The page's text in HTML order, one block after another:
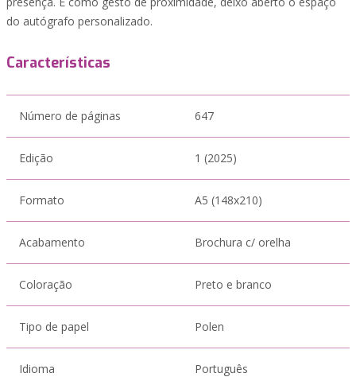
do autógrafo personalizado.
Características
Número de páginas 647
Edição 1 (2025)
Formato A5 (148x210)
Acabamento Brochura c/ orelha
Coloração Preto e branco
Tipo de papel Polen
Idioma Português